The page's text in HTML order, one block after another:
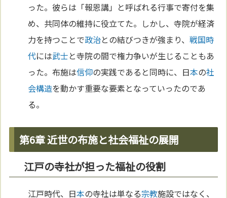
った。彼らは「報恩講」と呼ばれる行事で寄付を集
め、共同体の維持に役立てた。しかし、寺院が経済
力を持つことで政治との結びつきが強まり、戦国時
代には武士と寺院の間で権力争いが生じることもあ
った。布施は信仰の実践であると同時に、日本の社
会構造を動かす重要な要素となっていったのであ
る。
第6章 近世の布施と社会福祉の展開
江戸の寺社が担った福祉の役割
江戸時代、日本の寺社は単なる宗教施設ではなく、